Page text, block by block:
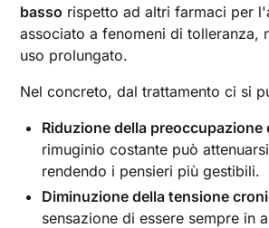
basso rispetto ad altri farmaci per
associato a fenomeni di tolleranza,
uso prolungato.
Nel concreto, dal trattamento ci si
Riduzione della preoccupazione
rimuginio costante può
rendendo i pensieri più gestibili.
Diminuzione della tensione
sensazione di essere sempre in